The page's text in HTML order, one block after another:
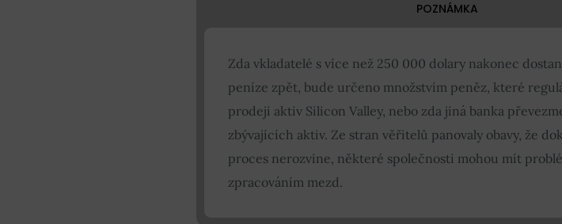
POZNÁMKA
Zda vkladatelé s více než 250 000 dolary nakonec
peníze zpět, bude určeno množstvím peněz, které
prodeji aktiv Silicon Valley, nebo zda jiná banka
zbývajících aktiv. Ze stran věřitelů panovaly obavy, že
proces nerozvine, některé společnosti mohou mít
zpracováním mezd.